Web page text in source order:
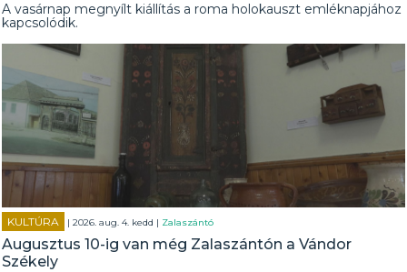
A vasárnap megnyílt kiállítás a roma holokauszt emléknapjához
kapcsolódik.
KULTÚRA | 2026. aug. 4. kedd | Zalaszántó
Augusztus 10-ig van még Zalaszántón a Vándor
Székely